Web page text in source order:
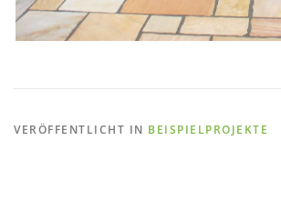
VERÖFFENTLICHT IN BEISPIELPROJEKTE